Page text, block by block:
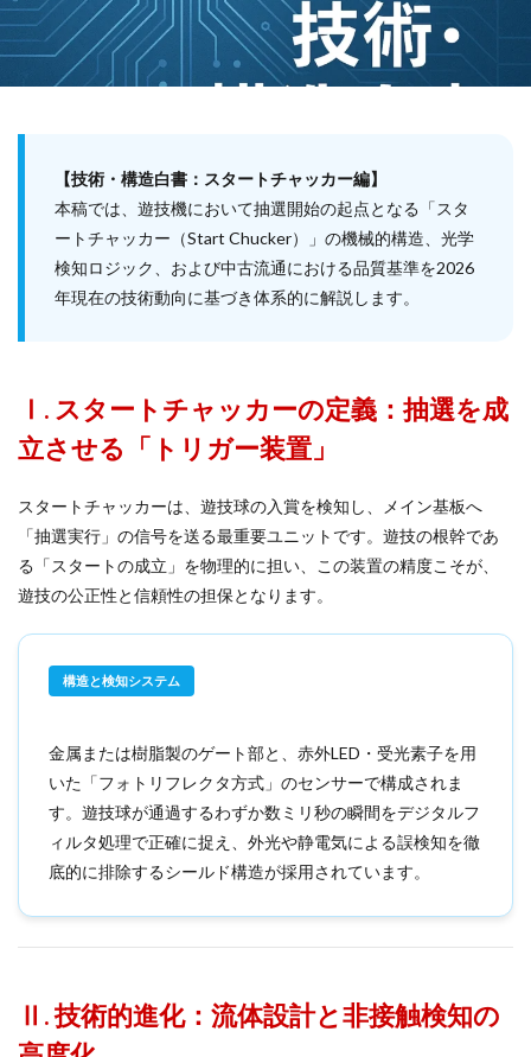
【技術・構造白書：スタートチャッカー編】
本稿では、遊技機において抽選開始の起点となる「スタ
ートチャッカー（Start Chucker）」の機械的構造、光学
検知ロジック、および中古流通における品質基準を2026
年現在の技術動向に基づき体系的に解説します。
Ⅰ. スタートチャッカーの定義：抽選を成
立させる「トリガー装置」
スタートチャッカーは、遊技球の入賞を検知し、メイン基板へ
「抽選実行」の信号を送る最重要ユニットです。遊技の根幹であ
る「スタートの成立」を物理的に担い、この装置の精度こそが、
遊技の公正性と信頼性の担保となります。
構造と検知システム
金属または樹脂製のゲート部と、赤外LED・受光素子を用
いた「フォトリフレクタ方式」のセンサーで構成されま
す。遊技球が通過するわずか数ミリ秒の瞬間をデジタルフ
ィルタ処理で正確に捉え、外光や静電気による誤検知を徹
底的に排除するシールド構造が採用されています。
Ⅱ. 技術的進化：流体設計と非接触検知の